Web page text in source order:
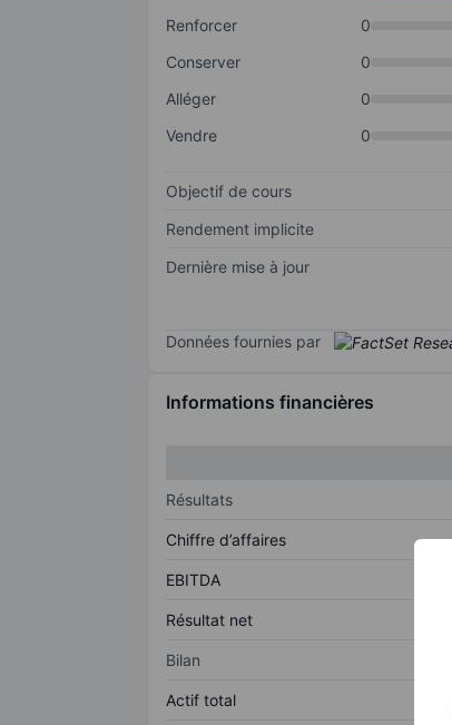
Renforcer
0
Conserver
0
Alléger
0
Vendre
0
Objectif de cours
Rendement implicite
Dernière mise à jour
Données fournies par
Informations financières
Résultats
Chiffre d’affaires
EBITDA
Résultat net
Bilan
Actif total